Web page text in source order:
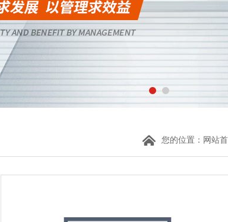
您的位置： 网站